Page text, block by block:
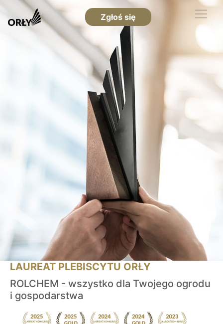
Zgłoś się
LAUREAT PLEBISCYTU ORŁY
ROLCHEM - wszystko dla Twojego ogrodu
i gospodarstwa